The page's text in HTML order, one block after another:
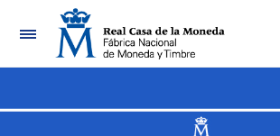
Navegación